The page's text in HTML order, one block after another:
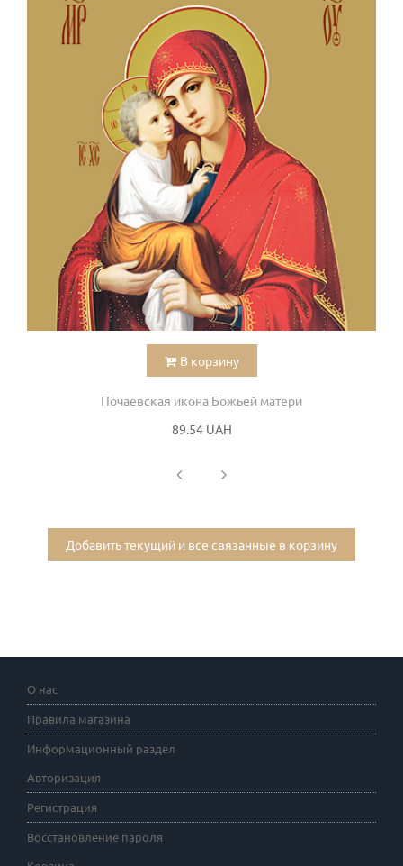
В корзину
Почаевская икона Божьей матери
89.54 UAH
Добавить текущий и все связанные в корзину
О нас
Правила магазина
Информационный раздел
Авторизация
Регистрация
Восстановление пароля